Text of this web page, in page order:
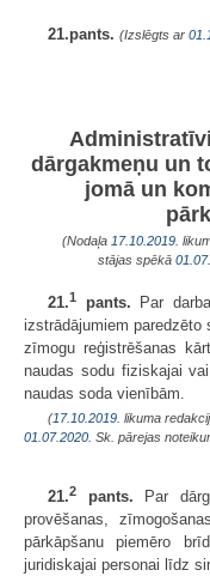
21.pants. (Izslēgts ar
dārgakmeņu un
jomā un
(Nodaļa 17.10.2019 .
stājas spēkā
21.1 pants. Par
izstrādājumiem
zīmogu reģistrēšanas
naudas sodu fiziskajai
naudas soda vienībām.
(17.10.2019 . likuma
01.07.2020. Sk. pārejas
21.2 pants. Par
provēšanas,
pārkāpšanu piemēro
juridiskajai personai līdz